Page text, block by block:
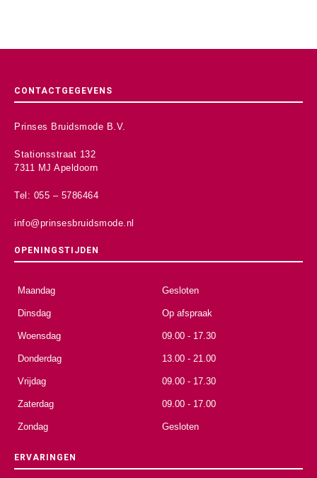
CONTACTGEGEVENS
Prinses Bruidsmode B.V.
Stationsstraat 132
7311 MJ Apeldoorn
Tel: 055 – 5786464
info@prinsesbruidsmode.nl
OPENINGSTIJDEN
Maandag Gesloten
Dinsdag Op afspraak
Woensdag 09.00 - 17.30
Donderdag 13.00 - 21.00
Vrijdag 09.00 - 17.30
Zaterdag 09.00 - 17.00
Zondag Gesloten
ERVARINGEN